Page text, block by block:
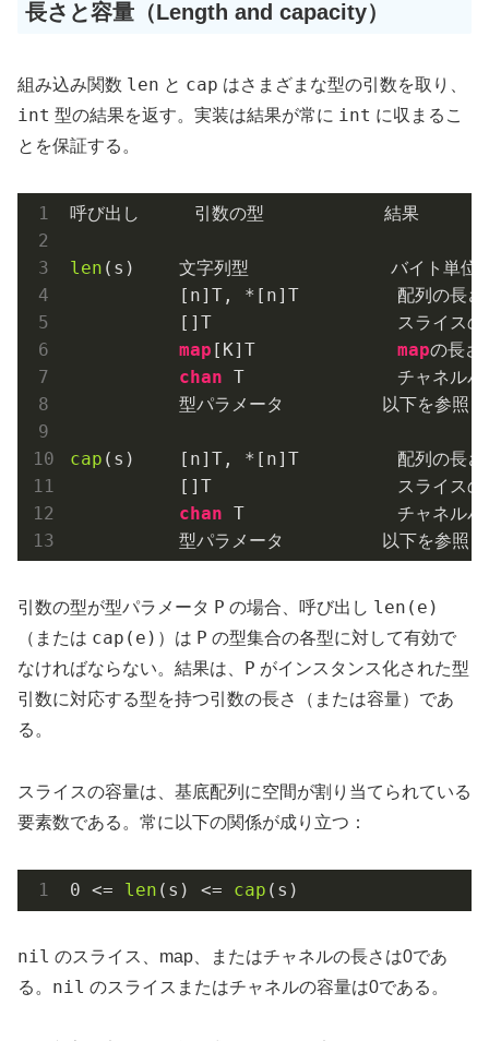
長さと容量（Length and capacity）
組み込み関数 len と cap はさまざまな型の引数を取り、
int 型の結果を返す。実装は結果が常に int に収まるこ
とを保証する。
呼び出し     引数の型           結果
len (s)    文字列型             バイト単位の
[n]T, *[n]T         配列の長さ
[]T                 スライスの
map [K]T mapの長さ
chan T              チャネルバッフ
          型パラメータ         以下を参照
cap (s)    [n]T, *[n]T         配列の長さ
[]T                 スライスの
chan T              チャネルバッ
引数の型が型パラメータ P の場合、呼び出し len(e)
（または cap(e) ）は P の型集合の各型に対して有効で
なければならない。結果は、
P がインスタンス化された型
引数に対応する型を持つ引数の長さ（または容量）であ
る。
スライスの容量は、基底配列に空間が割り当てられている
要素数である。常に以下の関係が成り立つ：
0 <= len (s) <= cap
nil のスライス、map、またはチャネルの長さは0であ
る。 nil のスライスまたはチャネルの容量は0である。